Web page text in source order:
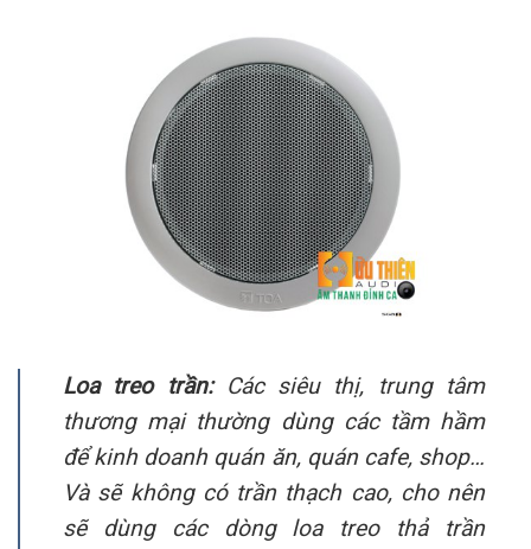
Loa treo trần: Các siêu thị, trung tâm
thương mại thường dùng các tầm hầm
để kinh doanh quán ăn, quán cafe, shop…
Và sẽ không có trần thạch cao, cho nên
sẽ dùng các dòng loa treo thả trần